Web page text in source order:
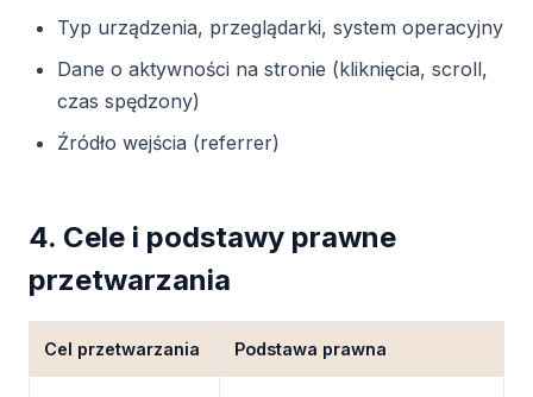
Typ urządzenia, przeglądarki, system operacyjny
Dane o aktywności na stronie (kliknięcia, scroll,
czas spędzony)
Źródło wejścia (referrer)
4. Cele i podstawy prawne
przetwarzania
Cel przetwarzania Podstawa prawna